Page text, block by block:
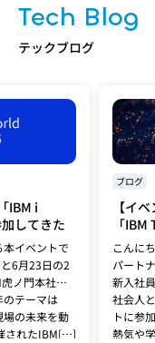
Tech Blog
テックブログ
IBM i
してきた
イベントで
6月23日の2
ノ門本社で
のテーマは
の未来を動
されたIBM[…]
ブログ
【イ
「
Japan
してき
こんに
パート
新入社
社会人
トに参
熱気や